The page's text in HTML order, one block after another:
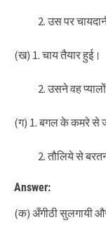
उस पर
(ख) 1. चाय तैयार हुई।
उसने वह
(ग) 1. बगल के कमरे से
तौलिये से
Answer:
(क) अँगीठी सुलगायी